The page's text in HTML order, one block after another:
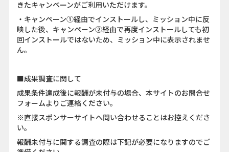
きたキャンペーンがご利用いただけます。
・キャンペーン①経由でインストールし、ミッション中に反
映した後、キャンペーン②経由で再度インストールしても初
回インストールではないため、ミッション中に表示されませ
ん。
■成果調査に関して
成果条件達成後に報酬が未付与の場合、本サイトのお問合せ
フォームよりご連絡ください。
※直接スポンサーサイトへ問い合わせることはお控えくださ
い。
報酬未付与に関する調査の際は下記が必要になりますのでご